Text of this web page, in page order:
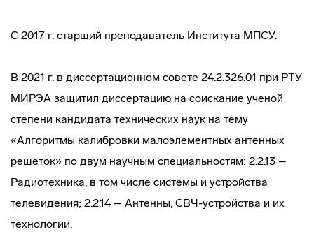
С 2017 г. старший преподаватель Института МПСУ.
В 2021 г. в диссертационном совете 24.2.326.01 при РТУ
МИРЭА защитил диссертацию на соискание ученой
степени кандидата технических наук на тему
«Алгоритмы калибровки малоэлементных антенных
решеток» по двум научным специальностям: 2.2.13 –
Радиотехника, в том числе системы и устройства
телевидения; 2.2.14 – Антенны, СВЧ-устройства и их
технологии.